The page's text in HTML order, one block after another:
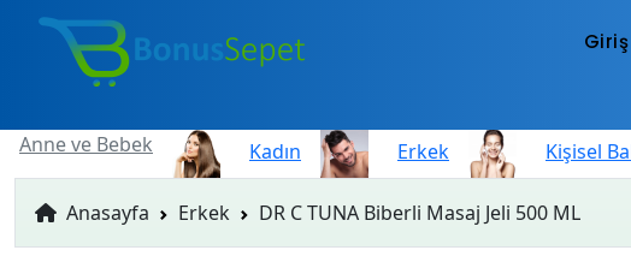
Anne ve Bebek Kadın Erkek Kişisel
Anasayfa Erkek DR C TUNA Biberli Masaj Jeli 500 ML